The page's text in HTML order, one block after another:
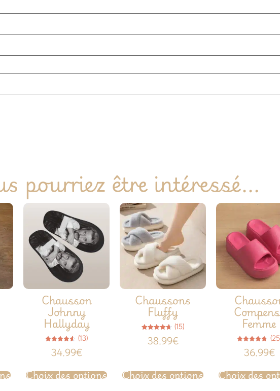
pourriez être intéressé...
Chausson
Johnny
Hallyday
4.54
sur 5
(13)
34.99€
Choix des options
Chaussons
Fluffy
4.67
sur 5
(15)
38.99€
Choix des options
Femme
4.72
sur 5
36.99€
Choix des